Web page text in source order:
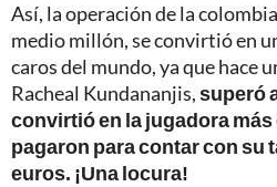
Así, la operación de la
medio millón, se convirtió en
caros del mundo, ya que hace
Racheal Kundananjis,superó
convirtió en la jugadora
pagaron para contar con su
euros. ¡Una locura!